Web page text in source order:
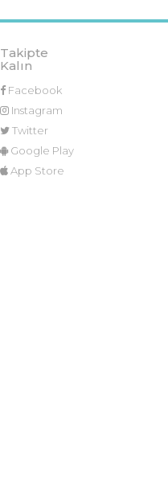
Takipte
Kalın
Facebook
Instagram
Twitter
Google Play
App Store